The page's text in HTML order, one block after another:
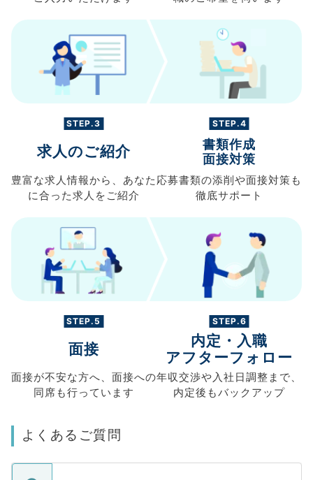
STEP.3
求人のご紹介
豊富な求人情報から、 あなた
に合った求人を ご紹介
STEP.4
書類作成
面接対策
応募書類の添削や面接対策も
徹底サポート
STEP.5
面接
面接が不安な方へ、 面接への
同席も行っています
STEP.6
内定・入職
アフターフォロー
年収交渉や入社日調整まで、
内定後もバックアップ
よくあるご質問